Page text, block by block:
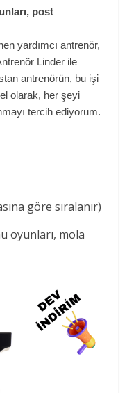
post
yardımcı antrenör,
Linder ile
antrenörün, bu işi
olarak, her şeyi
tercih ediyorum.
göre sıralanır)
oyunları, mola